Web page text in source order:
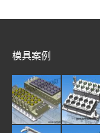
模具案例